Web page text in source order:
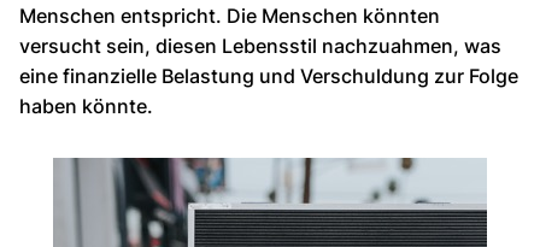
Menschen entspricht. Die Menschen könnten
versucht sein, diesen Lebensstil nachzuahmen, was
eine finanzielle Belastung und Verschuldung zur Folge
haben könnte.